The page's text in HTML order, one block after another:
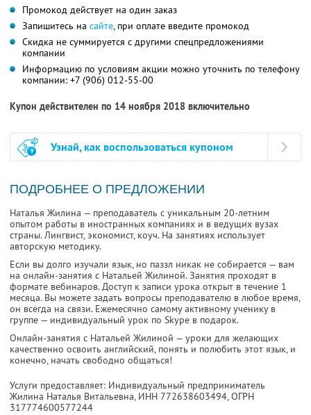
Промокод действует на один заказ
Запишитесь на сайте, при оплате введите промокод
Скидка не суммируется с другими спецпредложениями
компании
Информацию по условиям акции можно уточнить по телефону
компании: +7 (906) 012-55-00
Купон действителен по 14 ноября 2018 включительно
Узнай, как воспользоваться купоном
ПОДРОБНЕЕ О ПРЕДЛОЖЕНИИ
Наталья Жилина — преподаватель с уникальным 20-летним
опытом работы в иностранных компаниях и в ведущих вузах
страны. Лингвист, экономист, коуч. На занятиях использует
авторскую методику.
Если вы долго изучали язык, но паззл никак не собирается — вам
на онлайн-занятия с Натальей Жилиной. Занятия проходят в
формате вебинаров. Доступ к записи урока открыт в течение 1
месяца. Вы можете задать вопросы преподавателю в любое время,
он всегда на связи. Ежемесячно самому активному ученику в
группе — индивидуальный урок по Skype в подарок.
Онлайн-занятия с Натальей Жилиной — уроки для желающих
качественно освоить английский, понять и полюбить этот язык, и
конечно, начать свободно общаться!
Услуги предоставляет: Индивидуальный предприниматель
Жилина Наталья Витальевна, ИНН 772638603494, ОГРН
317774600577244